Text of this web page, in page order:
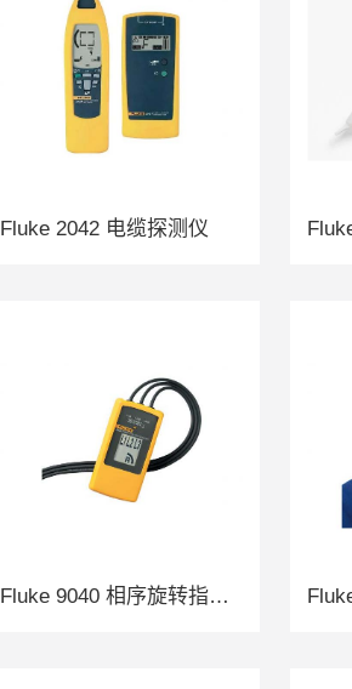
Fluke 2042 电缆探测仪
Fluke 9040 相序旋转指示仪